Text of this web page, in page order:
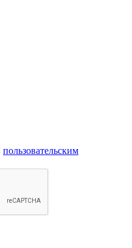
пользовательским